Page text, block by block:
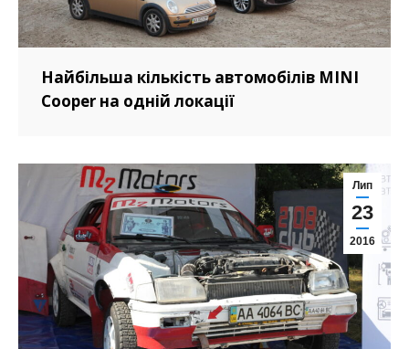
Найбільша кількість автомобілів MINI
Cooper на одній локації
Лип
23
2016